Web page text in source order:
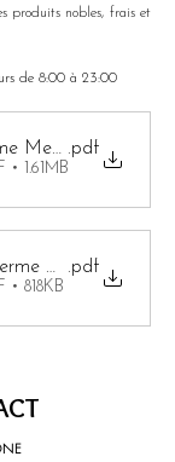
produits nobles, frais et
de 8:00 à 23:00
Medina
.pdf
• 1.61MB
Medina
.pdf
• 818KB